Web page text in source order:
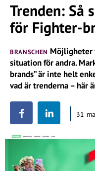
Trenden: Så
för Fighter-
BRANSCHEN Möjligheter
situation för andra.
brands” är inte helt
vad är trenderna – här
31